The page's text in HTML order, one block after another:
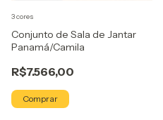
Conjunto de Sala de Jantar
Panamá/Camila
R$7.566,00
3 cores
Comprar